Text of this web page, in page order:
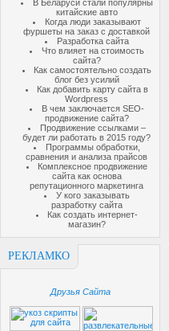
В Беларуси стали популярны
китайские авто
Когда люди заказывают
фуршеты на заказ с доставкой
Разработка сайта
Что влияет на стоимость
сайта?
Как самостоятельно создать
блог без усилий
Как добавить карту сайта в
Wordpress
В чем заключается SEO-
продвижение сайта?
Продвижение ссылками –
будет ли работать в 2015 году?
Программы обработки,
сравнения и анализа прайсов
Комплексное продвижение
сайта как основа
репутационного маркетинга
У кого заказывать
разработку сайта
Как создать интернет-
магазин?
РЕКЛАМКО
Друзья Сайта